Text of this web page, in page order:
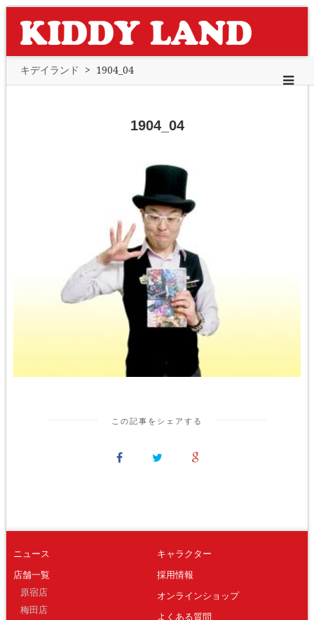
キデイランド > 1904_04
1904_04
この記事をシェアする
ニュース
店舗一覧
原宿店
梅田店
キャラクター
採用情報
オンラインショップ
よくある質問